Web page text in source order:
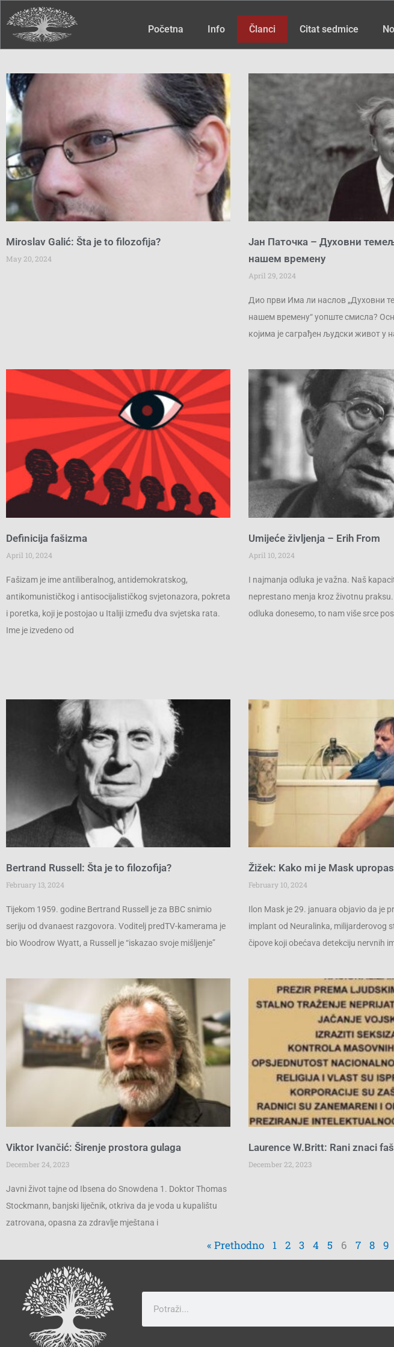
Početna Info Članci Citat sedmice
Miroslav Galić: Šta je to filozofija?
May 20, 2024
Јан Паточка – Духовни
нашем времену
April 29, 2024
Дио први Има ли наслов „Духовни
нашем времену“ уопште смисла?
којима је саграђен људски живот у
Definicija fašizma
April 10, 2024
Fašizam je ime antiliberalnog, antidemokratskog,
antikomunističkog i antisocijalističkog svjetonazora, pokreta
i poretka, koji je postojao u Italiji između dva svjetska rata.
Ime je izvedeno od
Umijeće življenja – Erih From
April 10, 2024
I najmanja odluka je važna. Naš
neprestano menja kroz životnu
odluka donesemo, to nam više srce
Bertrand Russell: Šta je to filozofija?
February 13, 2024
Tijekom 1959. godine Bertrand Russell je za BBC snimio
seriju od dvanaest razgovora. Voditelj predTV-kamerama je
bio Woodrow Wyatt, a Russell je “iskazao svoje mišljenje”
Žižek: Kako mi je Mask
February 10, 2024
Ilon Mask je 29. januara objavio da je
implant od Neuralinka, milijarderovog
čipove koji obećava detekciju nervnih
Viktor Ivančić: Širenje prostora gulaga
December 24, 2023
Javni život tajne od Ibsena do Snowdena 1. Doktor Thomas
Stockmann, banjski liječnik, otkriva da je voda u kupalištu
zatrovana, opasna za zdravlje mještana i
Laurence W.Britt: Rani znaci
December 22, 2023
« Prethodno
Page
1
Page
2
Page
3
Page
4
Page
5
Page
6 7 8 9